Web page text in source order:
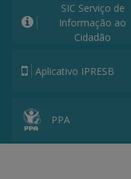
SIC Serviço de
Informação ao
Cidadão
Aplicativo IPRESB
PPA